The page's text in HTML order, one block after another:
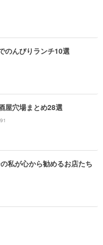
のんびりランチ10選
屋穴場まとめ28選
私が心から勧めるお店たち